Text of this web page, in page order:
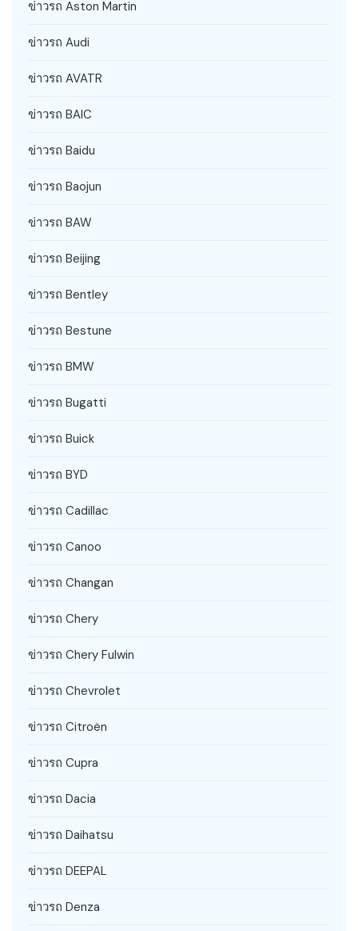
ข่าวรถ Aston Martin
ข่าวรถ Audi
ข่าวรถ AVATR
ข่าวรถ BAIC
ข่าวรถ Baidu
ข่าวรถ Baojun
ข่าวรถ BAW
ข่าวรถ Beijing
ข่าวรถ Bentley
ข่าวรถ Bestune
ข่าวรถ BMW
ข่าวรถ Bugatti
ข่าวรถ Buick
ข่าวรถ BYD
ข่าวรถ Cadillac
ข่าวรถ Canoo
ข่าวรถ Changan
ข่าวรถ Chery
ข่าวรถ Chery Fulwin
ข่าวรถ Chevrolet
ข่าวรถ Citroën
ข่าวรถ Cupra
ข่าวรถ Dacia
ข่าวรถ Daihatsu
ข่าวรถ DEEPAL
ข่าวรถ Denza